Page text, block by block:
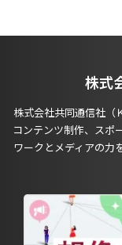
株式
株式会社共同通信社（
コンテンツ制作、スポ
ワークとメディアの力